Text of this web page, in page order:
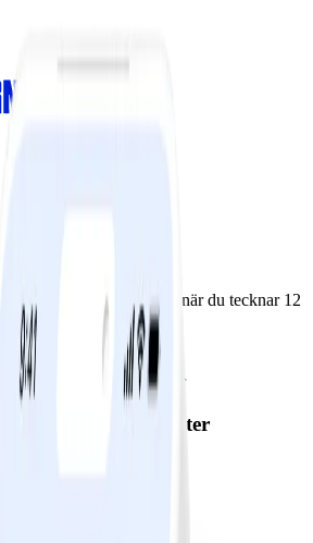
nu! Spara 50% när du tecknar 12
medlemskap.
mozzarella och pinjenötter
och pinjenötter